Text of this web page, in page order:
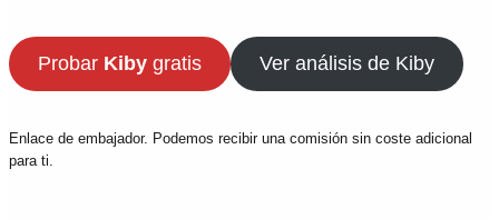
Probar Kibygratis Ver análisis de Kiby
Enlace de embajador. Podemos recibir una comisión sin coste adicional
para ti.